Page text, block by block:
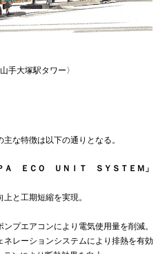
手大塚駅タワー〉
な特徴は以下の通りとなる。
Ａ ＥＣＯ ＵＮＩＴ ＳＹＳＴＥＭ」
と工期短縮を実現。
プエアコンにより電気使用量を削減。
レーションシステムにより排熱を有効